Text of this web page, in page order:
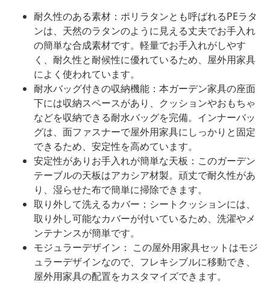
耐久性のある素材：ポリラタンとも呼ばれるPEラタ
ンは、天然のラタンのように見える丈夫でお手入れ
の簡単な合成素材です。軽量でお手入れがしやす
く、耐久性と耐候性に優れているため、屋外用家具
によく使われています。
耐水バッグ付きの収納機能：本ガーデン家具の座面
下には収納スペースがあり、クッションやおもちゃ
などを収納できる耐水バッグを完備。インナーバッ
グは、面ファスナーで屋外用家具にしっかりと固定
できるため、安定性を高めています。
安定性がありお手入れが簡単な天板：このガーデン
テーブルの天板はアカシア材製。頑丈で耐久性があ
り、湿らせた布で簡単に掃除できます。
取り外して洗えるカバー：シートクッションには、
取り外し可能なカバーが付いているため、洗濯やメ
ンテナンスが簡単です。
モジュラーデザイン： この屋外用家具セットはモジ
ュラーデザインなので、フレキシブルに移動でき、
屋外用家具の配置をカスタマイズできます。